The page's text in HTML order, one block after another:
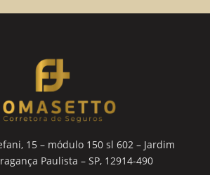
15 – módulo 150 sl 602 – Jardim
Paulista – SP, 12914-490